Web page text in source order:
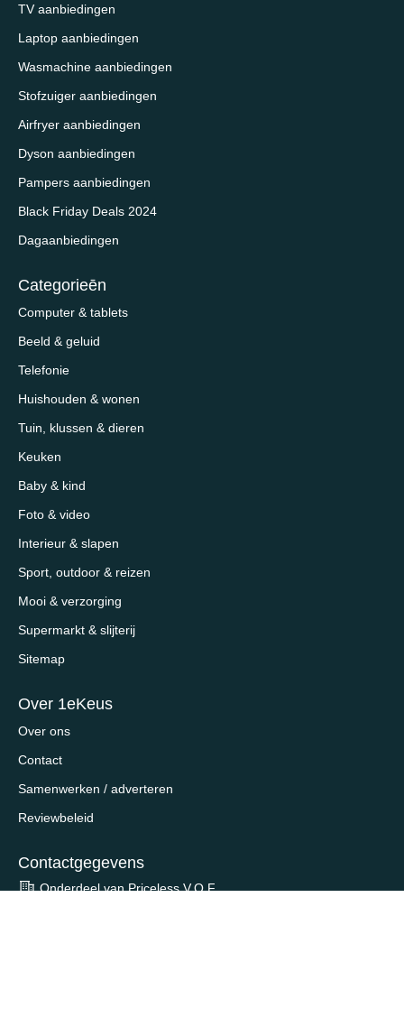
TV aanbiedingen
Laptop aanbiedingen
Wasmachine aanbiedingen
Stofzuiger aanbiedingen
Airfryer aanbiedingen
Dyson aanbiedingen
Pampers aanbiedingen
Black Friday Deals 2024
Dagaanbiedingen
Categorieēn
Computer & tablets
Beeld & geluid
Telefonie
Huishouden & wonen
Tuin, klussen & dieren
Keuken
Baby & kind
Foto & video
Interieur & slapen
Sport, outdoor & reizen
Mooi & verzorging
Supermarkt & slijterij
Sitemap
Over 1eKeus
Over ons
Contact
Samenwerken / adverteren
Reviewbeleid
Contactgegevens
Onderdeel van Priceless V.O.F.